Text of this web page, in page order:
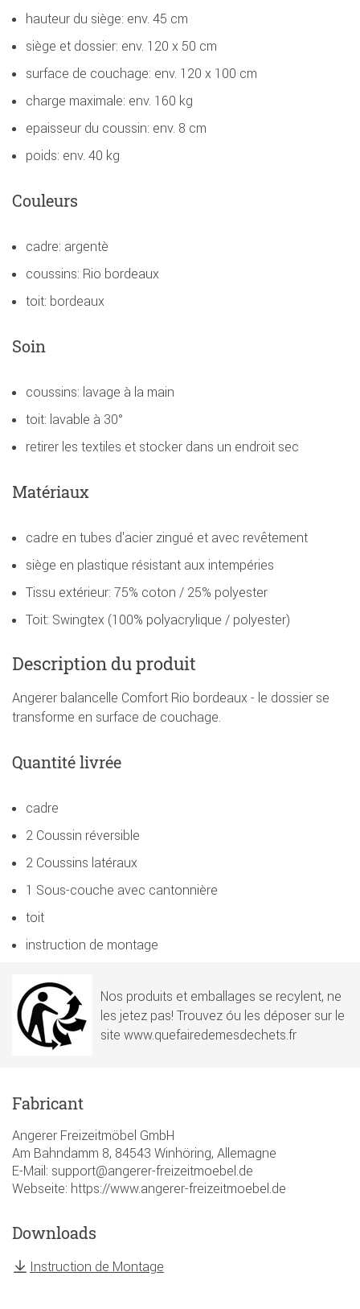
hauteur du siège: env. 45 cm
siège et dossier: env. 120 x 50 cm
surface de couchage: env. 120 x 100 cm
charge maximale: env. 160 kg
epaisseur du coussin: env. 8 cm
poids: env. 40 kg
Couleurs
cadre: argentè
coussins: Rio bordeaux
toit: bordeaux
Soin
coussins: lavage à la main
toit: lavable à 30°
retirer les textiles et stocker dans un endroit sec
Matériaux
cadre en tubes d'acier zingué et avec revêtement
siège en plastique résistant aux intempéries
Tissu extérieur: 75% coton / 25% polyester
Toit: Swingtex (100% polyacrylique / polyester)
Description du produit
Angerer balancelle Comfort Rio bordeaux - le dossier se
transforme en surface de couchage.
Quantité livrée
cadre
2 Coussin réversible
2 Coussins latéraux
1 Sous-couche avec cantonnière
toit
instruction de montage
Nos produits et emballages se recylent, ne
les jetez pas! Trouvez óu les déposer sur le
site www.quefairedemesdechets.fr
Fabricant
Angerer Freizeitmöbel GmbH
Am Bahndamm 8, 84543 Winhöring, Allemagne
E-Mail: support@angerer-freizeitmoebel.de
Webseite: https://www.angerer-freizeitmoebel.de
Downloads
Instruction de Montage